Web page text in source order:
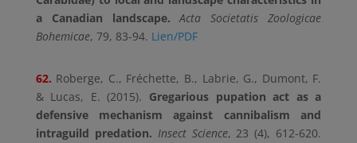
a Canadian landscape.
Acta Societatis Zoologicae
Bohemicae, 79, 83-94. Lien/PDF
62. Roberge, C., Fréchette, B., Labrie, G., Dumont, F.
& Lucas, E. (2015). Gregarious pupation act as a
defensive mechanism against cannibalism and
intraguild predation. Insect Science, 23 (4), 612-620.